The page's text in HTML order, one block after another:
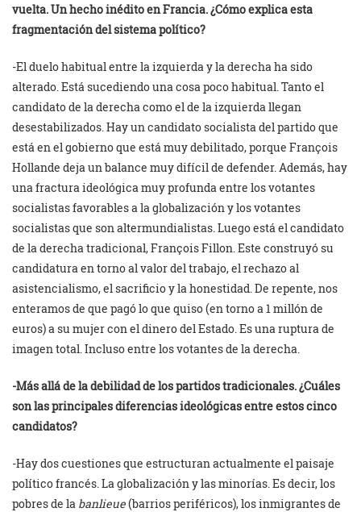
vuelta. Un hecho inédito en Francia. ¿Cómo explica esta
fragmentación del sistema político?
-El duelo habitual entre la izquierda y la derecha ha sido
alterado. Está sucediendo una cosa poco habitual. Tanto el
candidato de la derecha como el de la izquierda llegan
desestabilizados. Hay un candidato socialista del partido que
está en el gobierno que está muy debilitado, porque François
Hollande deja un balance muy difícil de defender. Además, hay
una fractura ideológica muy profunda entre los votantes
socialistas favorables a la globalización y los votantes
socialistas que son altermundialistas. Luego está el candidato
de la derecha tradicional, François Fillon. Este construyó su
candidatura en torno al valor del trabajo, el rechazo al
asistencialismo, el sacrificio y la honestidad. De repente, nos
enteramos de que pagó lo que quiso (en torno a 1 millón de
euros) a su mujer con el dinero del Estado. Es una ruptura de
imagen total. Incluso entre los votantes de la derecha.
-Más allá de la debilidad de los partidos tradicionales. ¿Cuáles
son las principales diferencias ideológicas entre estos cinco
candidatos?
-Hay dos cuestiones que estructuran actualmente el paisaje
político francés. La globalización y las minorías. Es decir, los
pobres de la banlieue(barrios periféricos), los inmigrantes de